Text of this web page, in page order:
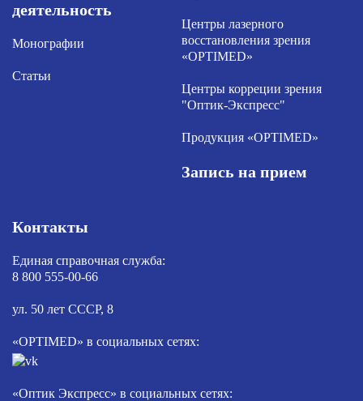
деятельность
Монографии
Статьи
Центры лазерного
восстановления зрения
«OPTIMED»
Центры корреции зрения
"Оптик-Экспресс"
Продукция «OPTIMED»
Запись на прием
Контакты
Единая справочная служба:
8 800 555-00-66
ул. 50 лет СССР, 8
«OPTIMED» в социальных сетях:
«Оптик Экспресс» в социальных сетях: